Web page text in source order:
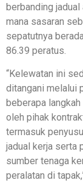
berbanding jadual
mana sasaran
sepatutnya
86.39 peratus.
“Kelewatan ini
ditangani melalui
beberapa
oleh pihak
termasuk
jadual kerja serta
sumber tenaga
peralatan di